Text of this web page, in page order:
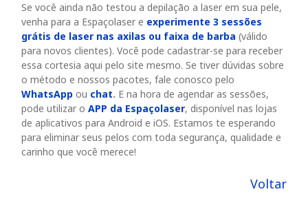
Se você ainda não testou a depilação a laser em sua pele,
venha para a Espaçolaser e experimente 3 sessões
grátis de laser nas axilas ou faixa de barba (válido
para novos clientes). Você pode cadastrar-se para receber
essa cortesia aqui pelo site mesmo. Se tiver dúvidas sobre
o método e nossos pacotes, fale conosco pelo
WhatsApp ou chat. E na hora de agendar as sessões,
pode utilizar o APP da Espaçolaser, disponível nas lojas
de aplicativos para Android e iOS. Estamos te esperando
para eliminar seus pelos com toda segurança, qualidade e
carinho que você merece!
Voltar